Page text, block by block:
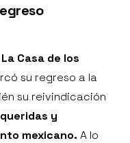
La Casa de los
su regreso a la
su reivindicación
y
mexicano. A lo